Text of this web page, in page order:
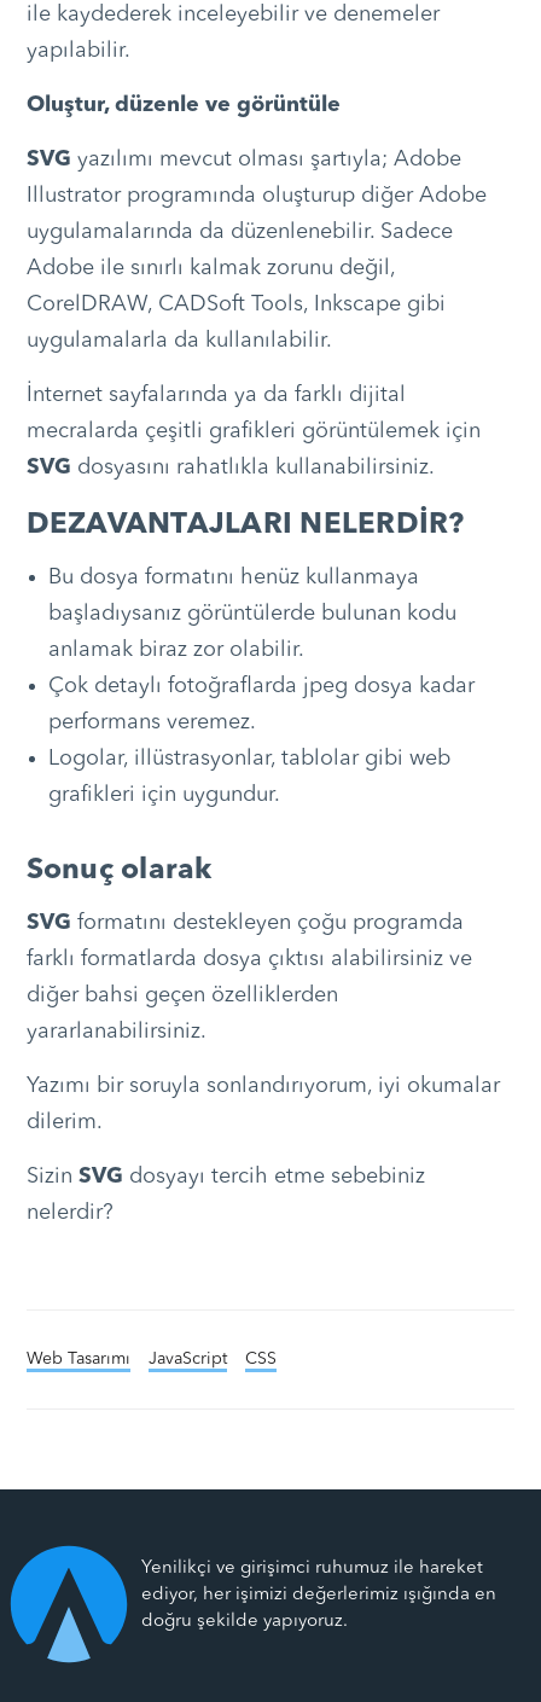
ile kaydederek inceleyebilir ve denemeler
yapılabilir.
Oluştur, düzenle ve görüntüle
SVG yazılımı mevcut olması şartıyla; Adobe
Illustrator programında oluşturup diğer Adobe
uygulamalarında da düzenlenebilir. Sadece
Adobe ile sınırlı kalmak zorunu değil,
CorelDRAW, CADSoft Tools, Inkscape gibi
uygulamalarla da kullanılabilir.
İnternet sayfalarında ya da farklı dijital
mecralarda çeşitli grafikleri görüntülemek için
SVG dosyasını rahatlıkla kullanabilirsiniz.
DEZAVANTAJLARI NELERDİR?
Bu dosya formatını henüz kullanmaya
başladıysanız görüntülerde bulunan kodu
anlamak biraz zor olabilir.
Çok detaylı fotoğraflarda jpeg dosya kadar
performans veremez.
Logolar, illüstrasyonlar, tablolar gibi web
grafikleri için uygundur.
Sonuç olarak
SVG formatını destekleyen çoğu programda
farklı formatlarda dosya çıktısı alabilirsiniz ve
diğer bahsi geçen özelliklerden
yararlanabilirsiniz.
Yazımı bir soruyla sonlandırıyorum, iyi okumalar
dilerim.
Sizin SVG dosyayı tercih etme sebebiniz
nelerdir?
Web Tasarımı JavaScript CSS
Yenilikçi ve girişimci ruhumuz ile hareket
ediyor, her işimizi değerlerimiz ışığında en
doğru şekilde yapıyoruz.